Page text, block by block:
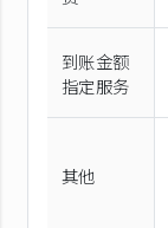
到账金额
指定服务
其他